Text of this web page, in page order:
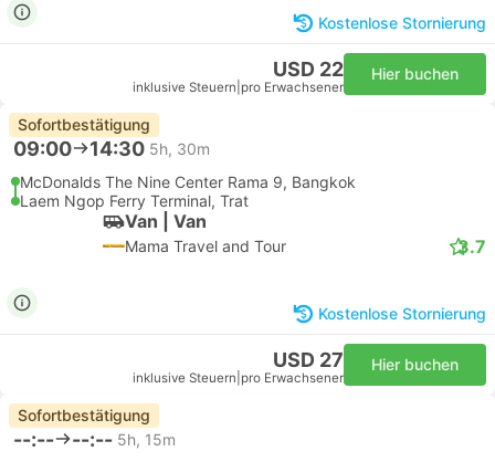
Kostenlose Stornierung
USD 22
inklusive Steuern pro Erwachsener
Hier buchen
Sofortbestätigung
09:00 14:30 5h, 30m
McDonalds The Nine Center Rama 9, Bangkok
Laem Ngop Ferry Terminal, Trat
Van | Van
Mama Travel and Tour 3.7
Kostenlose Stornierung
USD 27
inklusive Steuern pro Erwachsener
Hier buchen
Sofortbestätigung
--:-- --:-- 5h, 15m